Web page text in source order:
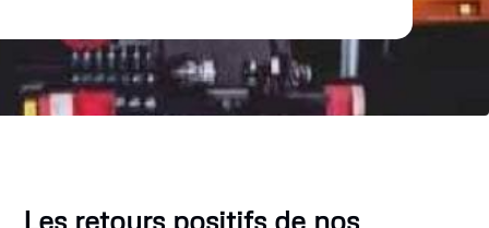
Les retours positifs de nos